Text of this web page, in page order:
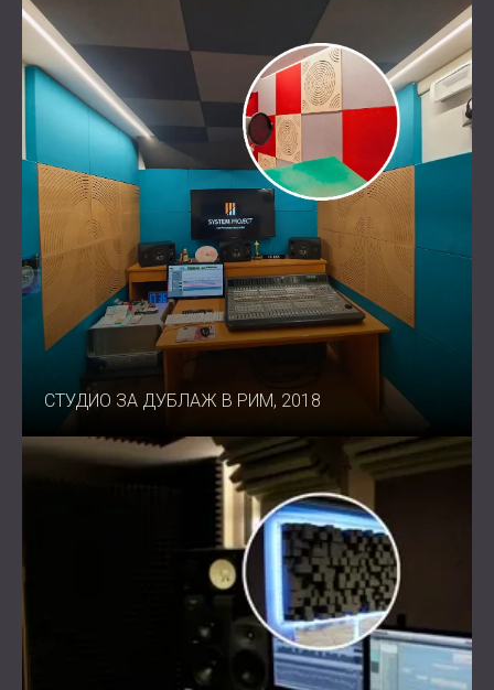
СТУДИО ЗА ДУБЛАЖ В РИМ, 2018